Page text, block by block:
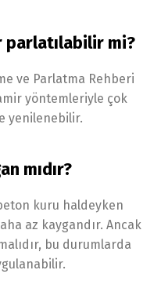
parlatılabilir mi?
ve Parlatma Rehberi
yöntemleriyle çok
yenilenebilir.
mıdır?
kuru haldeyken
az kaygandır. Ancak
bu durumlarda